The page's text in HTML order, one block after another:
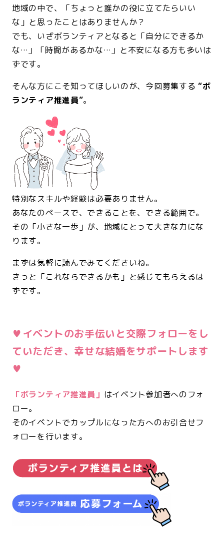
地域の中で、「ちょっと誰かの役に立てたらいい
な」と思ったことはありませんか？
でも、いざボランティアとなると「自分にできるか
な…」「時間があるかな…」と不安になる方も多いは
ずです。
そんな方にこそ知ってほしいのが、今回募集する“ボ
ランティア推進員”。
特別なスキルや経験は必要ありません。
あなたのペースで、できることを、できる範囲で。
その「小さな一歩」が、地域にとって大きな力にな
ります。
まずは気軽に読んでみてくださいね。
きっと「これならできるかも」と感じてもらえるは
ずです。
♥ イベントのお手伝いと交際フォローをし
ていただき、幸せな結婚をサポートします
♥
「ボランティア推進員」 はイベント参加者へのフォ
ロー。
そのイベントでカップルになった方へのお引合せフ
ォローを行います。